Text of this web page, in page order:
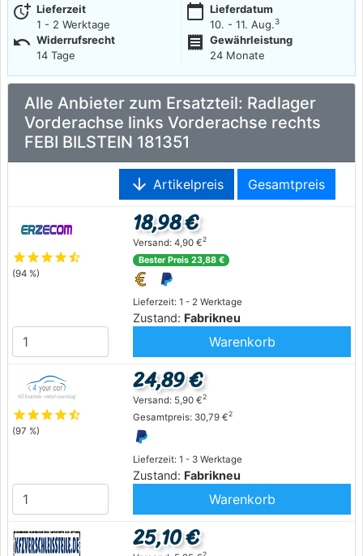
more_time Lieferzeit
1 - 2 Werktage
calendar_today Lieferdatum
10. - 11. Aug.3
undo Widerrufsrecht
14 Tage
receipt
Gewährleistung
24 Monate
Alle Anbieter zum Ersatzteil: Radlager
Vorderachse links Vorderachse rechts
FEBI BILSTEIN 181351
arrow_downward Artikelpreis Gesamtpreis
starstarstarstarstar_half
(94 %)
Lieferzeit: 1 - 2 Werktage
Zustand: Fabrikneu
18,98 €
Versand: 4,90 €2
Bester Preis 23,88 €
Warenkorb
starstarstarstarstar_half
(97 %)
Lieferzeit: 1 - 3 Werktage
Zustand: Fabrikneu
24,89 €
Versand: 5,90 €2
Gesamtpreis: 30,79 €2
Warenkorb
25,10 €